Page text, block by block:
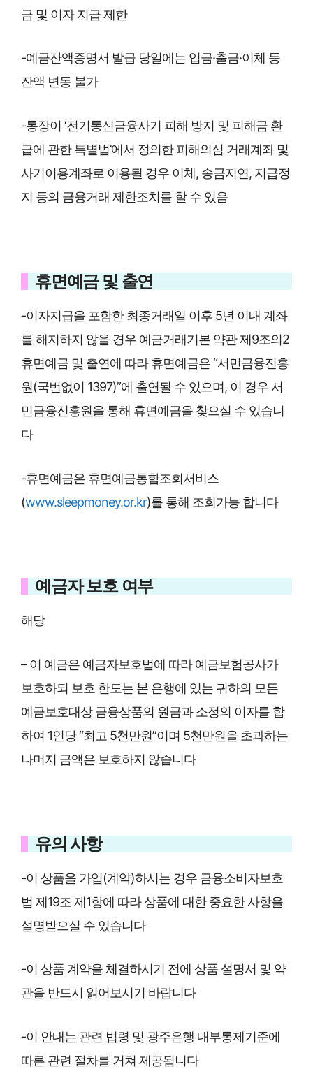
금 및 이자 지급 제한
-예금잔액증명서 발급 당일에는 입금·출금·이체 등
잔액 변동 불가
-통장이 ‘전기통신금융사기 피해 방지 및 피해금 환
급에 관한 특별법’에서 정의한 피해의심 거래계좌 및
사기이용계좌로 이용될 경우 이체, 송금지연, 지급정
지 등의 금융거래 제한조치를 할 수 있음
휴면예금 및 출연
-이자지급을 포함한 최종거래일 이후 5년 이내 계좌
를 해지하지 않을 경우 예금거래기본 약관 제9조의2
휴면예금 및 출연에 따라 휴면예금은 “서민금융진흥
원(국번없이 1397)”에 출연될 수 있으며, 이 경우 서
민금융진흥원을 통해 휴면예금을 찾으실 수 있습니
다
-휴면예금은 휴면예금통합조회서비스
(www.sleepmoney.or.kr)를 통해 조회가능 합니다
예금자 보호 여부
해당
– 이 예금은 예금자보호법에 따라 예금보험공사가
보호하되 보호 한도는 본 은행에 있는 귀하의 모든
예금보호대상 금융상품의 원금과 소정의 이자를 합
하여 1인당 “최고 5천만원”이며 5천만원을 초과하는
나머지 금액은 보호하지 않습니다
유의 사항
-이 상품을 가입(계약)하시는 경우 금융소비자보호
법 제19조 제1항에 따라 상품에 대한 중요한 사항을
설명받으실 수 있습니다
-이 상품 계약을 체결하시기 전에 상품 설명서 및 약
관을 반드시 읽어보시기 바랍니다
-이 안내는 관련 법령 및 광주은행 내부통제기준에
따른 관련 절차를 거쳐 제공됩니다